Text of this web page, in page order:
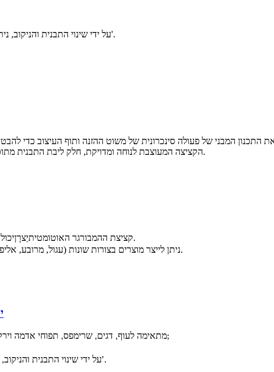
3. על ידי שינוי התבנית והניקוב, ניתן לייצר מוצרים בצורת קציצות המבורגר, נאגטס עוף, טבעות בצל וכו'.
המבני של פעולה סינכרונית של משוט ההזנה ותוף העיצוב כדי
הקציצה המעוצבת לנוחה ומדויקת, חלק ליבת התבנית מתוכנן לפירוק בשלמותו. למכונה עיצוב סביר, ניקוי נוח, ותפעול פשוט ובטוח.
קציצת ההמבורגר האוטומטיתיַצרָן
יכול להשלים באופן אוטומטי את המילוי, העיצוב, הפלט ותהליכים אחרים.
ניתן לייצר מוצרים בצורות שונות (עגול, מרובע, אליפסה, משולש, לב וצורות מיוחדות אחרות) על ידי החלפת תבניות שונות.
מכונת עיצוב קציצות המבורגר אוטומטית AMF600 מתאימה לעוף, דגים, שרימפס, תפוחי אדמה וירקות וחומרים אחרים;
על ידי שינוי התבנית והניקוב, ניתן לייצר מוצרים בצורת קציצות המבורגר, נאגטס עוף, טבעות בצל וכו'.